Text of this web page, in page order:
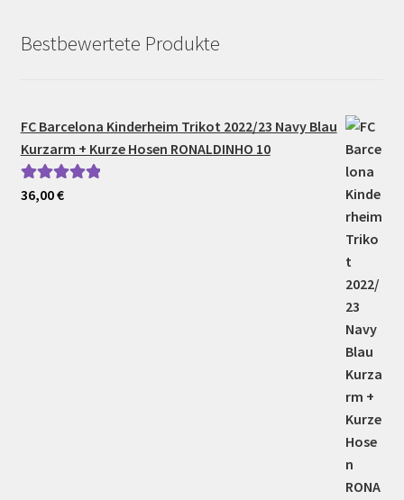
Bestbewertete Produkte
FC Barcelona Kinderheim Trikot 2022/23 Navy Blau
Kurzarm + Kurze Hosen RONALDINHO 10
Bewertet mit
36,00€